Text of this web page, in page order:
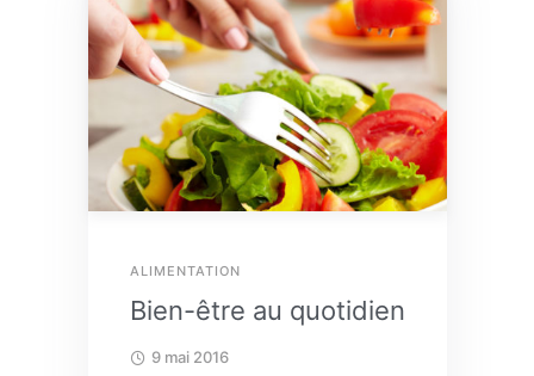
ALIMENTATION
Bien-être au quotidien
9 mai 2016